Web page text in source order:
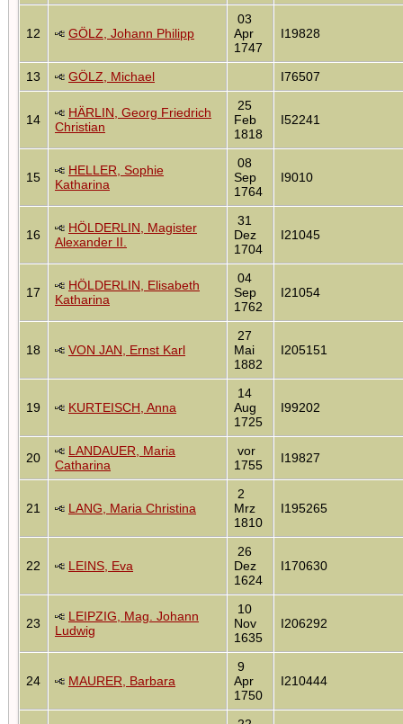
12 GÖLZ, Johann Philipp
03
Apr
1747
I19828
13 GÖLZ, Michael I76507
14
HÄRLIN, Georg Friedrich
Christian
25
Feb
1818
I52241
15
HELLER, Sophie
Katharina
08
Sep
1764
I9010
16
HÖLDERLIN, Magister
Alexander II.
31
Dez
1704
I21045
17
HÖLDERLIN, Elisabeth
Katharina
04
Sep
1762
I21054
18 VON JAN, Ernst Karl
27
Mai
1882
I205151
19 KURTEISCH, Anna
14
Aug
1725
I99202
20
LANDAUER, Maria
Catharina
vor
1755
I19827
21 LANG, Maria Christina
2
Mrz
1810
I195265
22 LEINS, Eva
26
Dez
1624
I170630
23
LEIPZIG, Mag. Johann
Ludwig
10
Nov
1635
I206292
24 MAURER, Barbara
9
Apr
1750
I210444